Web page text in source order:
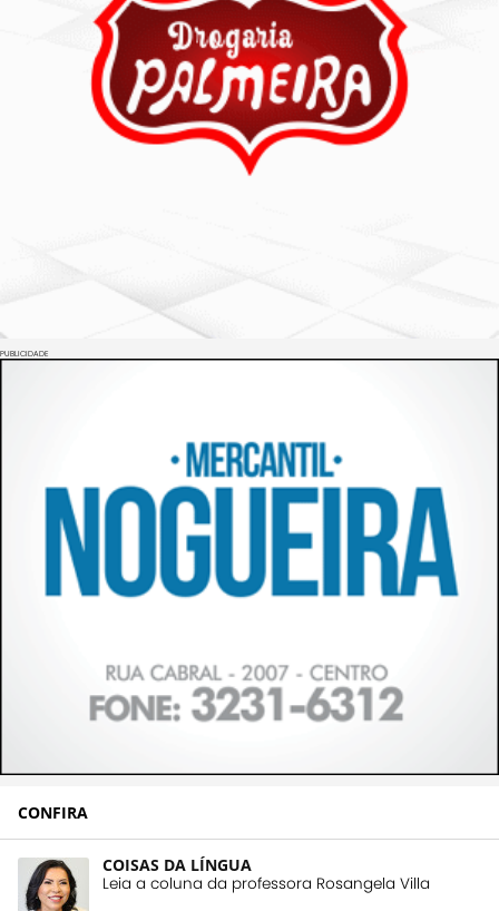
PUBLICIDADE
CONFIRA
COISAS DA LÍNGUA
Leia a coluna da professora Rosangela Villa